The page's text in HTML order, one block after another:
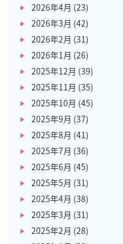
2026年4月 (23)
2026年3月 (42)
2026年2月 (31)
2026年1月 (26)
2025年12月 (39)
2025年11月 (35)
2025年10月 (45)
2025年9月 (37)
2025年8月 (41)
2025年7月 (36)
2025年6月 (45)
2025年5月 (31)
2025年4月 (38)
2025年3月 (31)
2025年2月 (28)